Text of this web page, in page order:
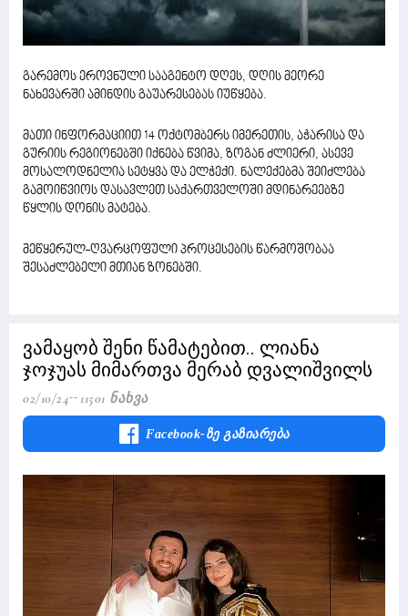
გარემოს ეროვნული სააგენტო დღეს, დღის მეორე
ნახევარში ამინდის გაუარესებას იუწყება.
მათი ინფორმაციით 14 ოქტომბერს იმერეთის, აჭარისა და
გურიის რეგიონებში იქნება წვიმა, ზოგან ძლიერი, ასევე
მოსალოდნელია სეტყვა და ელჭექი. ნალექებმა შეიძლება
გამოიწვიოს დასავლეთ საქართველოში მდინარეებზე
წყლის დონის მატება.
მეწყერულ-ღვარცოფული პროცესების წარმოშობაა
შესაძლებელი მთიან ზონებში.
ვამაყობ შენი წამატებით.. ლიანა
ჯოჯუას მიმართვა მერაბ დვალიშვილს
02/10/24 11501 Ნახვა
Facebook-Ზე Გაზიარება